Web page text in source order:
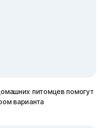
питомцев помогут
варианта